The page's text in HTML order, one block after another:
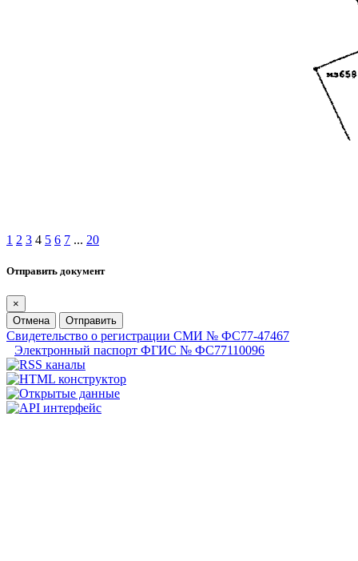
1 2 3 4 5 6 7 ... 20
Отправить документ
×
Отмена
Отправить
Свидетельство о регистрации СМИ № ФС77-47467
Электронный паспорт ФГИС № ФС77110096